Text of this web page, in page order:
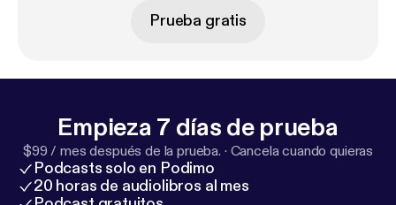
Prueba gratis
Empieza 7 días de prueba
$99 / mes después de la prueba. · Cancela cuando quieras
Podcasts solo en Podimo
20 horas de audiolibros al mes